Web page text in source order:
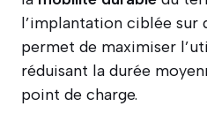
l’implantation ciblée sur
permet de maximiser
réduisant la durée
point de charge.